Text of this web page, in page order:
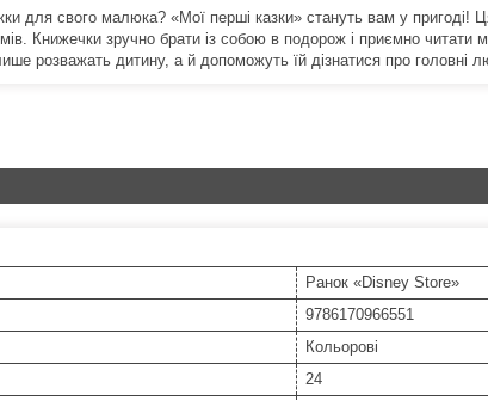
для свого малюка? «Мої перші казки» стануть вам у пригоді!
Книжечки зручно брати із собою в подорож і приємно читати
розважать дитину, а й допоможуть їй дізнатися про головні
Ранок «Disney Store»
9786170966551
Кольорові
24